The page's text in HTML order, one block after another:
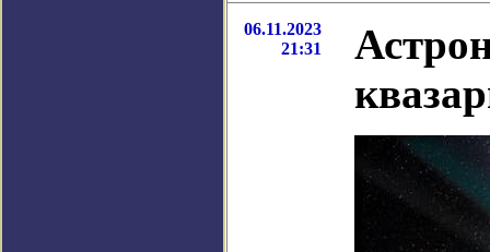
06.11.2023
21:31